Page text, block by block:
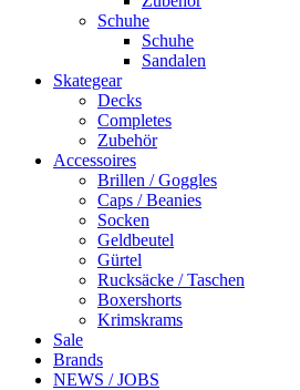
Schuhe
Schuhe
Sandalen
Skategear
Decks
Completes
Zubehör
Accessoires
Brillen / Goggles
Caps / Beanies
Socken
Geldbeutel
Gürtel
Rucksäcke / Taschen
Boxershorts
Krimskrams
Sale
Brands
NEWS / JOBS